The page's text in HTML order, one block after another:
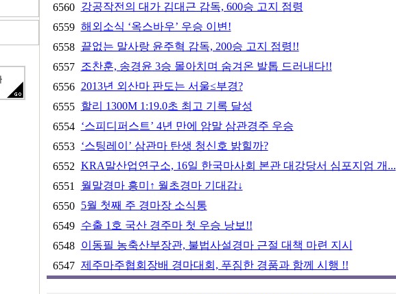
6560
강공작전의 대가 김대근 감독, 600승 고지 점령
6559 해외소식 ‘옥스바우’ 우승 이변!
6558
끝없는 말사랑 윤주혁 감독, 200승 고지 점령!!
6557
조찬훈, 송경윤 3승 몰아치며 숨겨온 발톱 드러내다!!
6556
2013년 외산마 판도는 서울≤부경?
6555
할리 1300M 1:19.0초 최고 기록 달성
6554
‘스피디퍼스트’ 4년 만에 암말 삼관경주 우승
6553
‘스팅레이’ 삼관마 탄생 청신호 밝힐까?
6552 KRA말산업연구소, 16일 한국마사회 본관 대강당서 심포지엄 개...
6551
월말경마 흥미↑ 월초경마 기대감↓
6550
5월 첫째 주 경마장 소식통
6549
수출 1호 국산 경주마 첫 우승 낭보!!
6548
이동필 농축산부장관, 불법사설경마 근절 대책 마련 지시
6547 제주마주협회장배 경마대회, 푸짐한 경품과 함께 시행 !!